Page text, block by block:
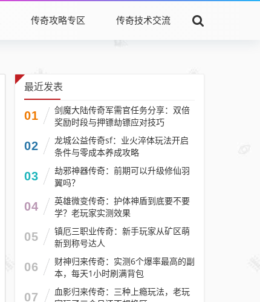
传奇攻略专区 传奇技术交流
最近发表
01
剑魔大陆传奇军需官任务分享：双倍
奖励时段与押镖劫镖应对技巧​
02
龙城公益传奇sf：业火淬体玩法开启
条件与零成本养成攻略
03
劫邪神器传奇：前期可以升级修仙羽
翼吗？
04
英雄微变传奇：护体神盾到底要不要
学？老玩家实测效果
05
镇厄三职业传奇：新手玩家从矿区萌
新到称号达人
06
财神归来传奇：实测6个爆率最高的副
本，每天1小时刷满背包
07
血影归来传奇：三种上瘾玩法，老玩